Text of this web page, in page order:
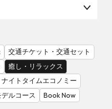
交通チケット・交通セット
癒し・リラックス
ナイトタイムエコノミー
デルコース Book Now